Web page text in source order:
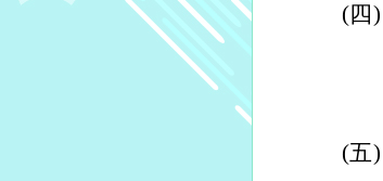
(四)
(五)